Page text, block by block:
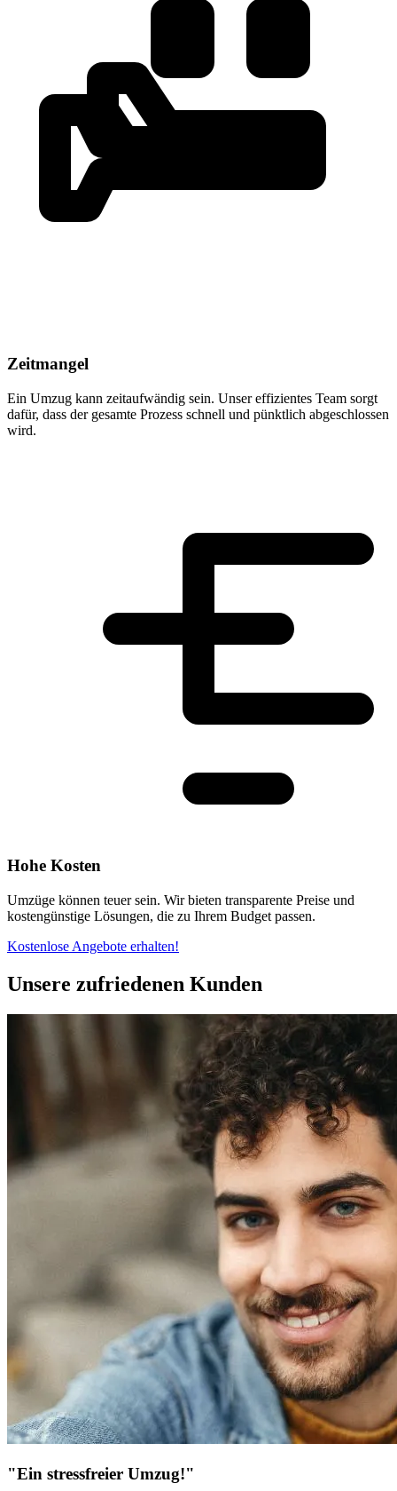
Zeitmangel
Ein Umzug kann zeitaufwändig sein. Unser effizientes Team sorgt
dafür, dass der gesamte Prozess schnell und pünktlich abgeschlossen
wird.
Hohe Kosten
Umzüge können teuer sein. Wir bieten transparente Preise und
kostengünstige Lösungen, die zu Ihrem Budget passen.
Kostenlose Angebote erhalten!
Unsere zufriedenen Kunden
"Ein stressfreier Umzug!"